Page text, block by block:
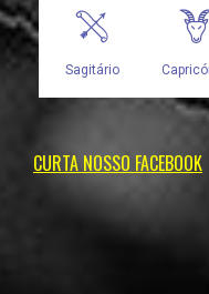
CURTA NOSSO FACEBOOK